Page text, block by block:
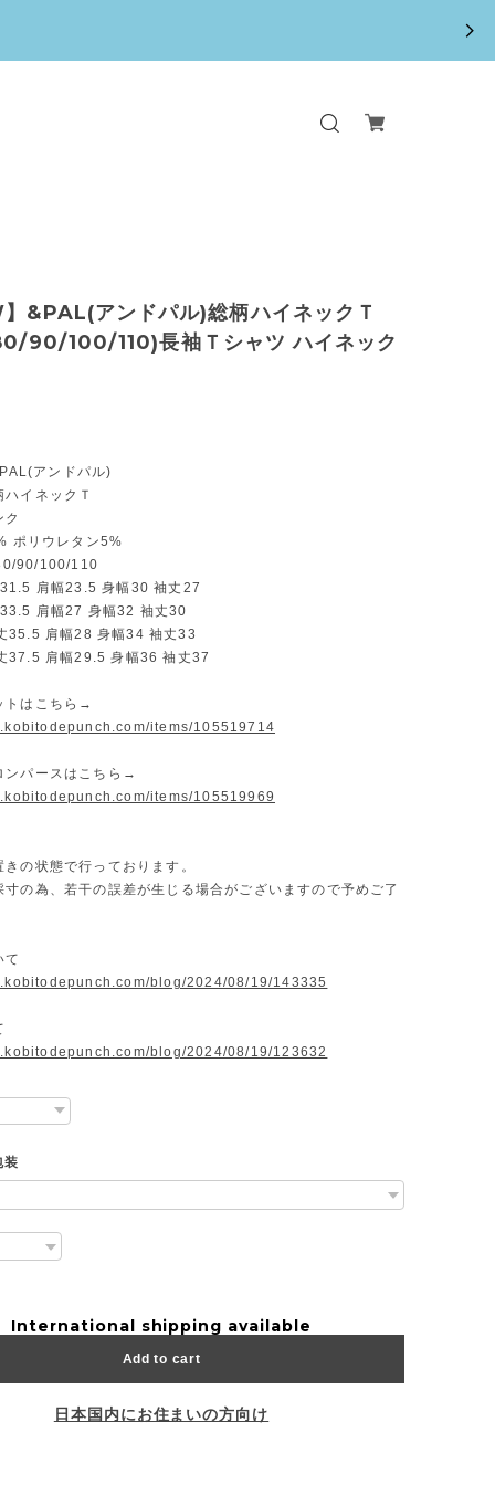
&PAL(アンドパル)総柄ハイネックＴ
90/100/110)長袖Ｔシャツ ハイネック
アンドパル)
イネックＴ
ク
ポリウレタン5%
90/100/110
肩幅23.5 身幅30 袖丈27
肩幅27 身幅32 袖丈30
35.5 肩幅28 身幅34 袖丈33
37.5 肩幅29.5 身幅36 袖丈37
トはこちら→
items/105519714
ンパースはこちら→
items/105519969
の状態で行っております。
寸の為、若干の誤差が生じる場合がございますので予めご了
て
blog/2024/08/19/143335
blog/2024/08/19/123632
装
International shipping available
Add to cart
日本国内にお住まいの方向け